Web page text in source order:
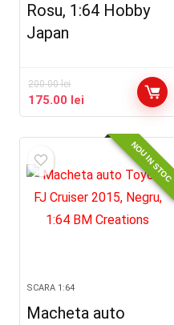
Rosu, 1:64 Hobby
Japan
200.00lei
Prețul
inițial
200.00 lei.
175.00 lei
curent
este:
175.00 lei.NOU IN STOC
SCARA 1:64
Macheta auto